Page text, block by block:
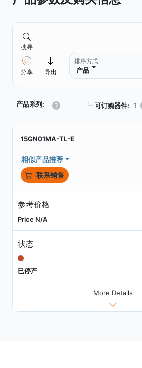
搜寻
分享 导出
排序方式
产品
产品系列: ┗ 可订购器件: 1
15GN01MA-TL-E
相似产品推荐
联系销售
参考价格
Price N/A
状态
已停产
More Details